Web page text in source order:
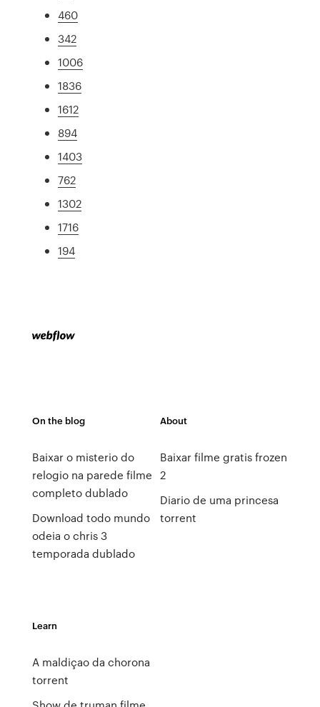
460
342
1006
1836
1612
894
1403
762
1302
1716
194
On the blog
Baixar o misterio do
relogio na parede filme
completo dublado
Download todo mundo
odeia o chris 3
temporada dublado
About
Baixar filme gratis frozen
2
Diario de uma princesa
torrent
Learn
A maldiçao da chorona
torrent